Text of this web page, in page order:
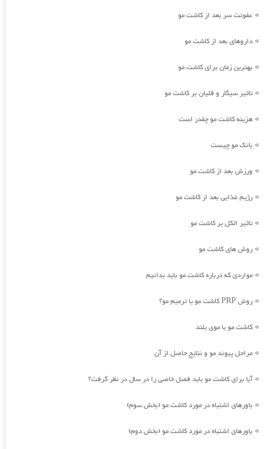
» عفونت سر بعد از کاشت مو
» داروهای بعد از کاشت مو
» بهترین زمان برای کاشت مو
» تاثیر سیگار و قلیان بر کاشت مو
» هزینه کاشت مو چقدر است
» بانک مو چیست
» ورزش بعد از کاشت مو
» رژیم غذایی بعد از کاشت مو
» تاثیر الکل بر کاشت مو
» روش های کاشت مو
» مواردی که درباره کاشت مو باید بدانیم
» روش PRP کاشت مو یا ترمیم مو؟
» کاشت مو با موی بلند
» مراحل پیوند مو و نتایج حاصل از آن
»آیا برای کاشت مو باید فصل خاصی را در سال در نظر گرفت؟
» باورهای اشتباه در مورد کاشت مو (بخش سوم)
» باورهای اشتباه در مورد کاشت مو (بخش دوم)